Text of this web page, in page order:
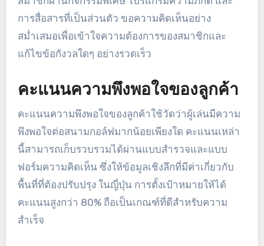
การสื่อสารที่เป็นส่วนตัว ขอความคิดเห็นอย่าง
สม่ำเสมอเพื่อเข้าใจความต้องการของสมาชิกและ
แก้ไขข้อกังวลใดๆ อย่างรวดเร็ว
คะแนนความพึงพอใจของลูกค้า
คะแนนความพึงพอใจของลูกค้าใช้วัดว่าผู้เล่นมีความ
พึงพอใจต่อสนามกอล์ฟมากน้อยเพียงใด คะแนนเหล่า
นี้สามารถเก็บรวบรวมได้ผ่านแบบสำรวจและแบบ
ฟอร์มความคิดเห็น ซึ่งให้ข้อมูลเชิงลึกที่มีค่าเกี่ยวกับ
พื้นที่ที่ต้องปรับปรุง ในญี่ปุ่น การตั้งเป้าหมายให้ได้
คะแนนสูงกว่า 80% ถือเป็นเกณฑ์ที่ดีสำหรับความ
สำเร็จ